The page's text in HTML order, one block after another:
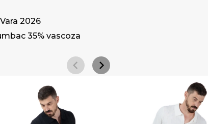
2026
35% vascoza